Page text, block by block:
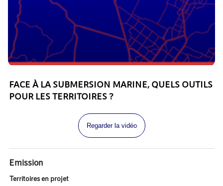
FACE À LA SUBMERSION MARINE, QUELS OUTILS
POUR LES TERRITOIRES ?
Regarder la vidéo
Emission
Territoires en projet